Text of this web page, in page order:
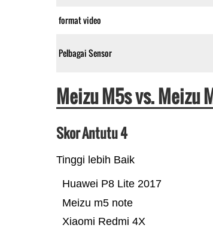
format video
Pelbagai Sensor
Meizu M5s vs. Meizu
Skor Antutu 4
Tinggi lebih Baik
Xiaomi Redmi 4X
Meizu m5 note
Huawei P8 Lite 2017